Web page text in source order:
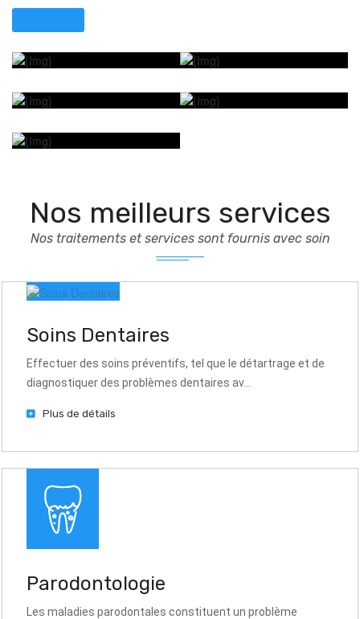
Nos meilleurs services
Nos traitements et services sont fournis avec soin
Soins Dentaires
Effectuer des soins préventifs, tel que le détartrage et de
diagnostiquer des problèmes dentaires av...
Plus de détails
Parodontologie
Les maladies parodontales constituent un problème